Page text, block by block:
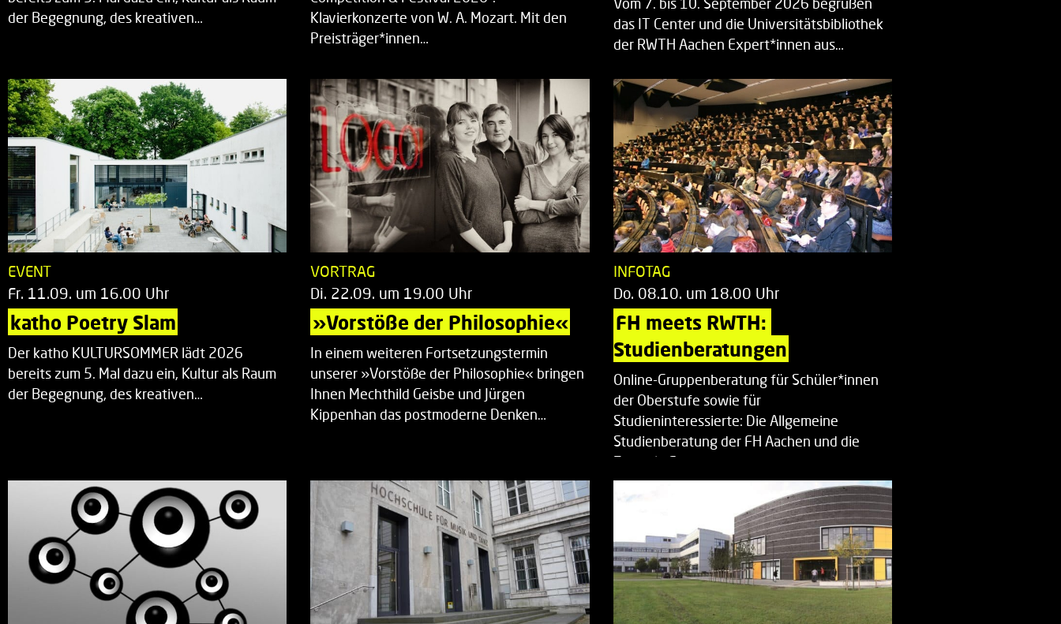
der Begegnung, des kreativen…
Klavierkonzerte von W. A. Mozart. Mit den
Preisträger*innen…
das IT Center und die Universitätsbibliothek
der RWTH Aachen Expert*innen aus…
EVENT
Fr. 11.09. um 16.00 Uhr
katho Poetry Slam
Der katho KULTURSOMMER lädt 2026
bereits zum 5. Mal dazu ein, Kultur als Raum
der Begegnung, des kreativen…
VORTRAG
Di. 22.09. um 19.00 Uhr
»Vorstöße der Philosophie«
In einem weiteren Fortsetzungstermin
unserer »Vorstöße der Philosophie« bringen
Ihnen Mechthild Geisbe und Jürgen
Kippenhan das postmoderne Denken…
INFOTAG
Do. 08.10. um 18.00 Uhr
FH meets RWTH:
Studienberatungen
Online-Gruppenberatung für Schüler*innen
der Oberstufe sowie für
Studieninteressierte: Die Allgemeine
Studienberatung der FH Aachen und die
Zentrale Studienberatung…